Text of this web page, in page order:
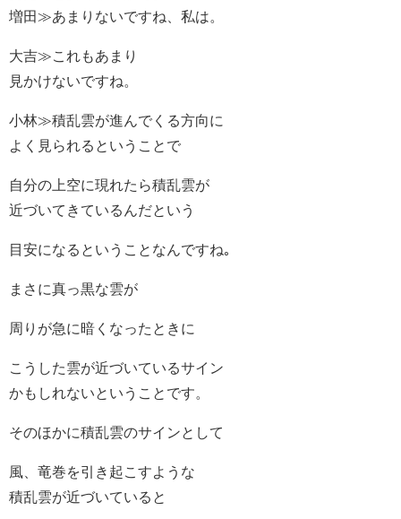
増田≫あまりないですね、私は。
大吉≫これもあまり
見かけないですね。
小林≫積乱雲が進んでくる方向に
よく見られるということで
自分の上空に現れたら積乱雲が
近づいてきているんだという
目安になるということなんですね｡
まさに真っ黒な雲が
周りが急に暗くなったときに
こうした雲が近づいているサイン
かもしれないということです。
そのほかに積乱雲のサインとして
風、竜巻を引き起こすような
積乱雲が近づいていると